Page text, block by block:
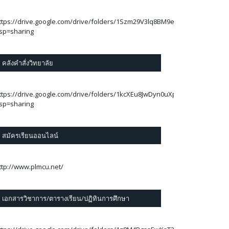
drive.google.com/drive/folders/
คลังคำสั่งวิทยาลัย
drive.google.com/drive/folders/
สมัครเรียนออนไลน์
www.plmcu.net/
เอกสารวิชาการ/ตารางเรียน/ปฏิทินการศึกษา